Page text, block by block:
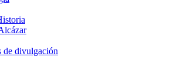
de divulgación